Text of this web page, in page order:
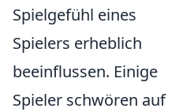
Spielgefühl eines
Spielers erheblich
beeinflussen. Einige
Spieler schwören auf